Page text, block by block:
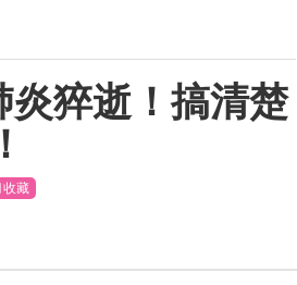
炎猝逝！搞清楚
收藏